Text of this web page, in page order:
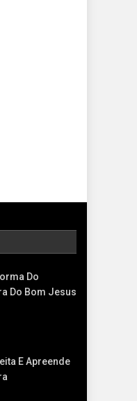
Do
Do Bom Jesus
E Apreende